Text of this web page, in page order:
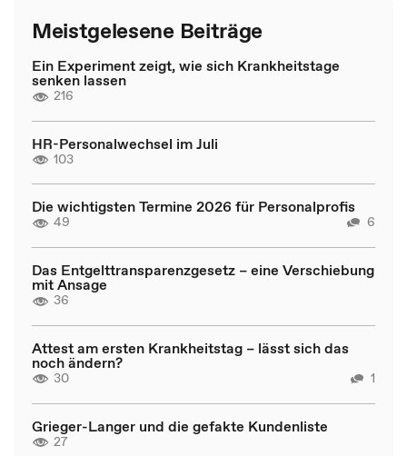
Meistgelesene Beiträge
Ein Experiment zeigt, wie sich Krankheitstage
senken lassen
216
HR-Personalwechsel im Juli
103
Die wichtigsten Termine 2026 für Personalprofis
49 6
Das Entgelttransparenzgesetz – eine Verschiebung
mit Ansage
36
Attest am ersten Krankheitstag – lässt sich das
noch ändern?
30 1
Grieger-Langer und die gefakte Kundenliste
27